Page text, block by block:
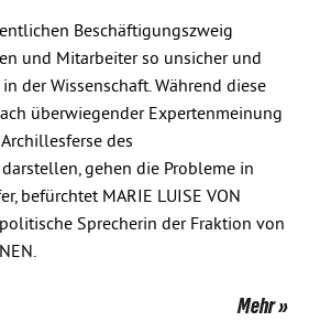
Beschäftigungszweig
und Mitarbeiter so unsicher und
der Wissenschaft. Während diese
überwiegender Expertenmeinung
des
gehen die Probleme in
befürchtet MARIE LUISE VON
Sprecherin der Fraktion von
Mehr